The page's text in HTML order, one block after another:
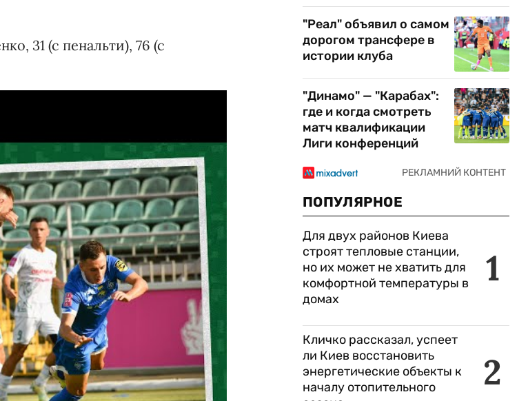
31 (с пенальти), 76 (с
"Реал" объявил о самом
дорогом трансфере в
истории клуба
"Динамо" — "Карабах":
где и когда смотреть
матч квалификации
Лиги конференций
ПОПУЛЯРНОЕ
1
Для двух районов Киева
строят тепловые станции,
но их может не хватить для
комфортной температуры в
домах
2
Кличко рассказал, успеет
ли Киев восстановить
энергетические объекты к
началу отопительного